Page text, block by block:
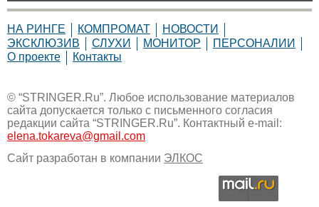
НА РИНГЕ КОМПРОМАТ
НОВОСТИ
ЭКСКЛЮЗИВ
СЛУХИ МОНИТОР
ПЕРСОНАЛИИ
О проекте
Контакты
© “STRINGER.Ru”. Любое использование материалов
сайта допускается только с письменного согласия
редакции сайта “STRINGER.Ru”. Контактный e-mail:
elena.tokareva@gmail.com
Сайт разработан в компании ЭЛКОС